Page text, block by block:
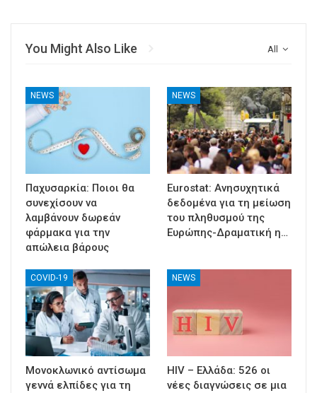
All
You Might Also Like
NEWS
Παχυσαρκία: Ποιοι θα
συνεχίσουν να
λαμβάνουν δωρεάν
φάρμακα για την
απώλεια βάρους
NEWS
Eurostat: Ανησυχητικά
δεδομένα για τη μείωση
του πληθυσμού της
Ευρώπης-Δραματική η…
COVID-19
Μονοκλωνικό αντίσωμα
γεννά ελπίδες για τη
NEWS
HIV – Ελλάδα: 526 οι
νέες διαγνώσεις σε μια